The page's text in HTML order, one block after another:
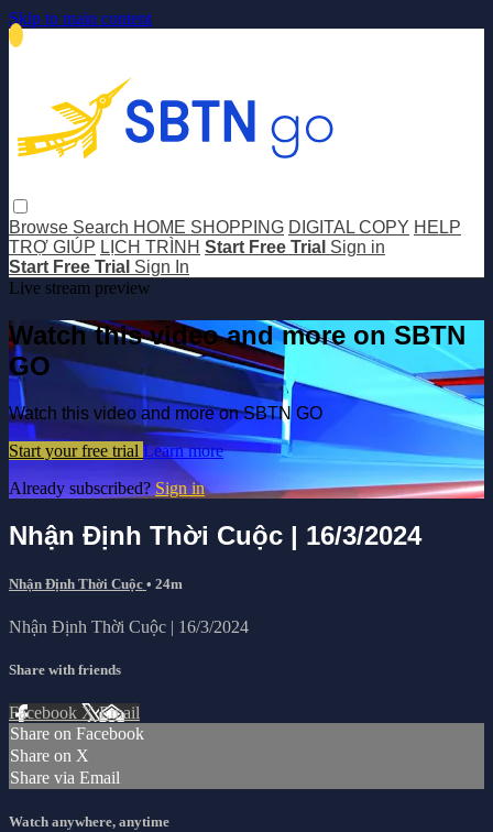
Skip to main content
Browse Search HOME SHOPPING DIGITAL COPY HELP
TRỢ GIÚP LỊCH TRÌNH Start Free Trial Sign in
Start Free Trial Sign In
Live stream preview
Watch this video and more on SBTN
GO
Watch this video and more on SBTN GO
Start your free trial Learn more
Already subscribed? Sign in
Nhận Định Thời Cuộc | 16/3/2024
Nhận Định Thời Cuộc • 24m
Nhận Định Thời Cuộc | 16/3/2024
Share with friends
Facebook XEmail
Share on Facebook
Share on X
Share via Email
Watch anywhere, anytime